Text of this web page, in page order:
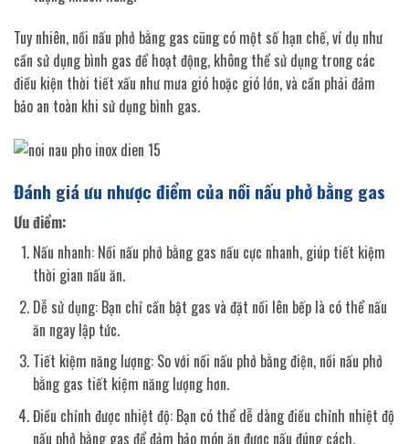
Tuy nhiên, nồi nấu phở bằng gas cũng có một số hạn chế, ví dụ như
cần sử dụng bình gas để hoạt động, không thể sử dụng trong các
điều kiện thời tiết xấu như mưa gió hoặc gió lớn, và cần phải đảm
bảo an toàn khi sử dụng bình gas.
Đánh giá ưu nhược điểm của nồi nấu phở bằng gas
Ưu điểm:
Nấu nhanh: Nồi nấu phở bằng gas nấu cực nhanh, giúp tiết kiệm
thời gian nấu ăn.
Dễ sử dụng: Bạn chỉ cần bật gas và đặt nồi lên bếp là có thể nấu
ăn ngay lập tức.
Tiết kiệm năng lượng: So với nồi nấu phở bằng điện, nồi nấu phở
bằng gas tiết kiệm năng lượng hơn.
Điều chỉnh được nhiệt độ: Bạn có thể dễ dàng điều chỉnh nhiệt độ
nấu phở bằng gas để đảm bảo món ăn được nấu đúng cách.